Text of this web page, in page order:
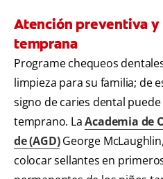
Atención preventiva y
temprana
Programe chequeos
limpieza para su familia; de
signo de caries dental
temprano. LaAcademia de
de (AGD)George
colocar sellantes en